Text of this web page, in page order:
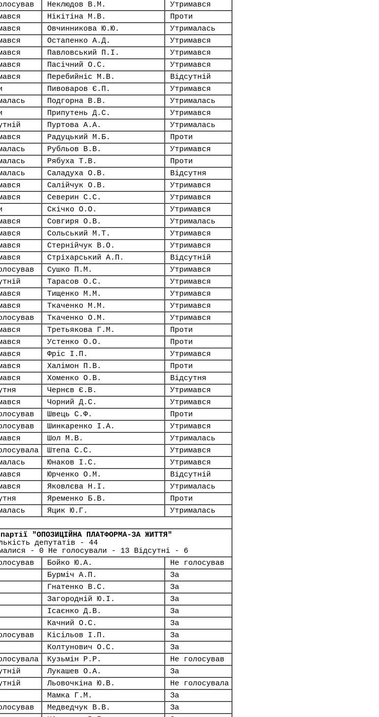
Неклюдов В.М.
Утримався
Нікітіна М.В.
Проти
Овчинникова Ю.Ю.
Утрималась
Остапенко А.Д.
Утримався
Павловський П.І.
Утримався
Пасічний О.С.
Утримався
Перебийніс М.В.
Відсутній
Пивоваров Є.П.
Утримався
Подгорна В.В.
Утрималась
Припутень Д.С.
Утримався
Пуртова А.А.
Утрималась
Радуцький М.Б.
Проти
Рубльов В.В.
Утримався
Рябуха Т.В.
Проти
Саладуха О.В.
Відсутня
Салійчук О.В.
Утримався
Северин С.С.
Утримався
Скічко О.О.
Утримався
Совгиря О.В.
Утрималась
Сольський М.Т.
Утримався
Стернійчук В.О.
Утримався
Стріхарський А.П.
Відсутній
Сушко П.М.
Утримався
Тарасов О.С.
Утримався
Тищенко М.М.
Утримався
Ткаченко М.М.
Утримався
Ткаченко О.М.
Утримався
Третьякова Г.М.
Проти
Устенко О.О.
Проти
Фріс І.П.
Утримався
Халімон П.В.
Проти
Хоменко О.В.
Відсутня
Чернєв Є.В.
Утримався
Чорний Д.С.
Утримався
Швець С.Ф.
Проти
Шинкаренко І.А.
Утримався
Шол М.В.
Утрималась
Штепа С.С.
Утримався
Юнаков І.С.
Утримався
Юрченко О.М.
Відсутній
Яковлєва Н.І.
Утрималась
Яременко Б.В.
Проти
Яцик Ю.Г. Утрималась
"ОПОЗИЦІЙНА ПЛАТФОРМА-ЗА ЖИТТЯ"
депутатів - 44
- 0 Не голосували - 13 Відсутні - 6
Бойко Ю.А.
Не голосував
Бурміч А.П.
За
Гнатенко В.С.
За
Загородній Ю.І.
За
Ісаєнко Д.В.
За
Качний О.С.
За
Кісільов І.П.
За
Колтунович О.С.
За
Кузьмін Р.Р.
Не голосував
Лукашев О.А.
За
Льовочкіна Ю.В.
Не голосувала
Мамка Г.М.
За
Медведчук В.В.
За